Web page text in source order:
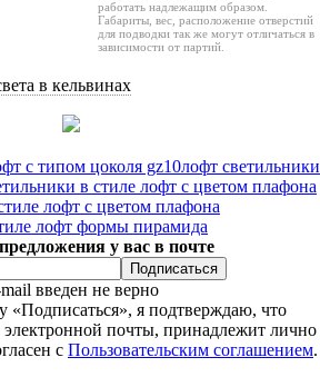
работать надлежащим образом.
Габариты, вес, расположение отверстий
для подводки так же могут отличаться в
зависимости от партий.
в кельвинах
с типом цоколя gz10лофт светильники
в стиле лофт с цветом плафона
лофт с цветом плафона
лофт формы пирамида
у вас в почте
введен не верно
«Подписаться», я подтверждаю, что
почты, принадлежит лично
с Пользовательским соглашением.